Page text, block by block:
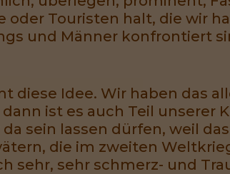
oder Touristen halt, die wir
und Männer konfrontiert
diese Idee. Wir haben das
ist es auch Teil unserer
sein lassen dürfen, weil
die im zweiten
sehr, sehr schmerz- und